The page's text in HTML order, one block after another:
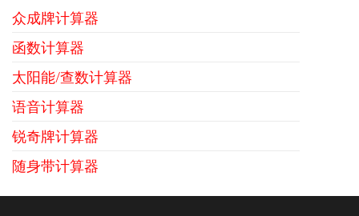
众成牌计算器
函数计算器
太阳能/查数计算器
语音计算器
锐奇牌计算器
随身带计算器